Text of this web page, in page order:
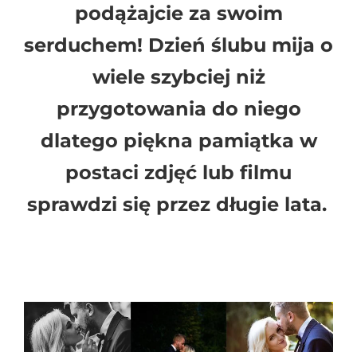
podążajcie za swoim
serduchem! Dzień ślubu mija o
wiele szybciej niż
przygotowania do niego
dlatego piękna pamiątka w
postaci zdjęć lub filmu
sprawdzi się przez długie lata.